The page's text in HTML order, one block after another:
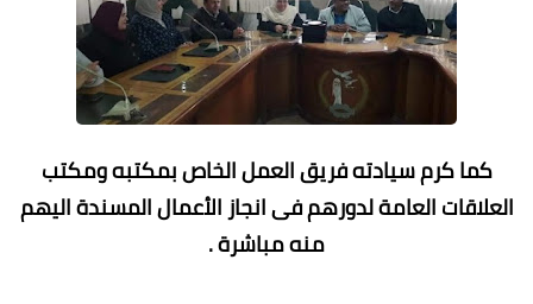
كما كرم سيادته فريق العمل الخاص بمكتبه ومكتب
العلاقات العامة لدورهم فى انجاز الأعمال المسندة اليهم
منه مباشرة .